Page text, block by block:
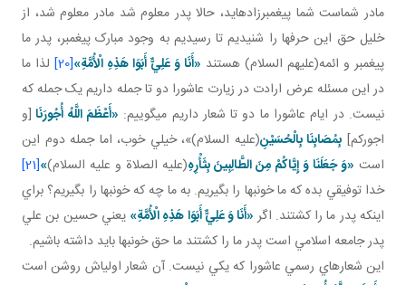
مادر شماست شما پيغمبرزاده ايد، حالا پدر معلوم شد مادر معلوم شد، از
خليل حق اين حرف ها را شنيديم تا رسيديم به وجود مبارک پيغمبر، پدر ما
پيغمبر و ائمه(عليهم السلام) هستند «أَنَا وَ عَلِيٌّ أَبَوَا هَذِهِ الْأُمَّةِ»[20]
لذا ما
در اين مسئله عرض ارادت در زيارت عاشورا دو تا جمله داريم يک جمله که
نيست. در ايام عاشورا ما دو تا شعار داريم مي گوييم: «أَعْظَمَ اللَّهُ أُجُورَنَا [و
اجوركم] بِمُصَابِنَا بِالْحُسَيْنِ(عليه السلام)»، خيلي خوب، اما جمله دوم اين
است «وَ جَعَلَنَا وَ إِيَّاكُمْ مِنَ الطَّالِبِينَ بِثَأْرِهِ(عليه الصلاة و عليه السلام)»
[21]
خدا توفيقي بده که ما خونبها را بگيريم. به ما چه که خونبها را بگيريم؟ براي
اينکه پدر ما را کشتند. اگر«أَنَا وَ عَلِيٌّ أَبَوَا هَذِهِ الْأُمَّةِ» يعني حسين بن علي
پدر جامعه اسلامي است پدر ما را کشتند ما حق خونبها بايد داشته باشيم.
اين شعارهاي رسمي عاشورا که يکي نيست. آن شعار اولي اش روشن است